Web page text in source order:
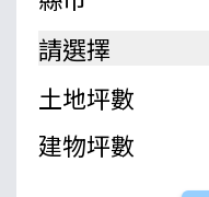
請選擇